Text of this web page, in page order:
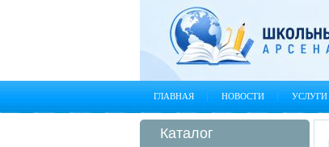
ГЛАВНАЯ НОВОСТИ УСЛУГИ
Каталог